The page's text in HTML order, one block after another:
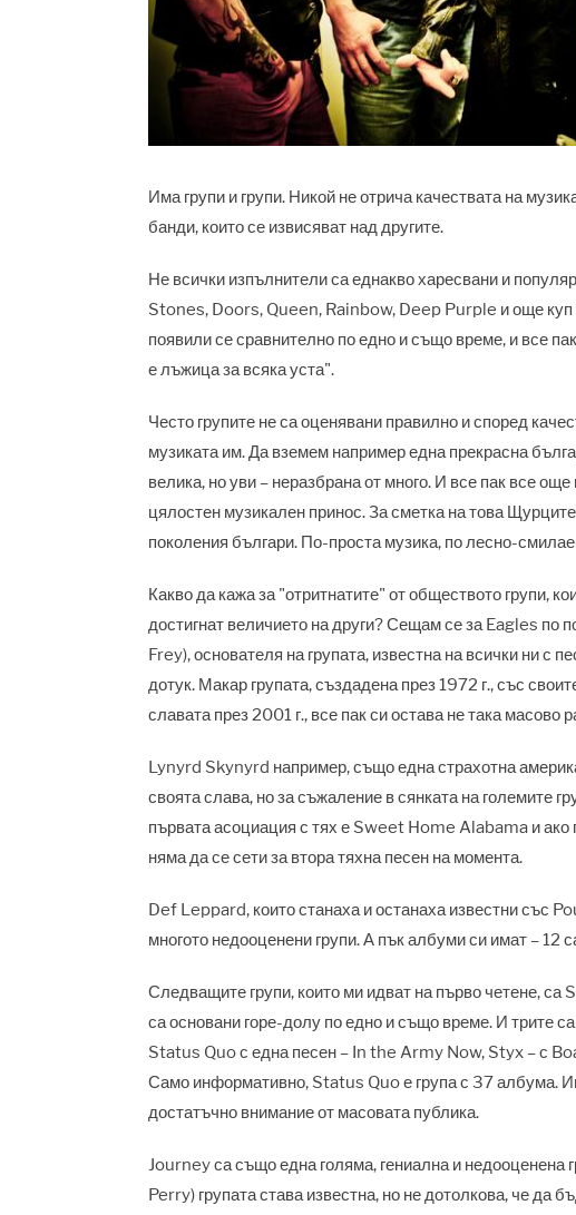
Има групи и групи. Никой не отрича качествата на
банди, които се извисяват над другите.
Не всички изпълнители са еднакво харесвани и
Stones, Doors, Queen, Rainbow, Deep Purple и още куп
появили се сравнително по едно и също време, и все
е лъжица за всяка уста".
Често групите не са оценявани правилно и според
музиката им. Да вземем например една прекрасна
велика, но уви – неразбрана от много. И все пак все
цялостен музикален принос. За сметка на това
поколения българи. По-проста музика, по лесно-
Какво да кажа за "отритнатите" от обществото групи,
достигнат величието на други? Сещам се за Eagles по
Frey), основателя на групата, известна на всички ни
дотук. Макар групата, създадена през 1972 г., със
славата през 2001 г., все пак си остава не така масово
Lynyrd Skynyrd например, също една страхотна
своята слава, но за съжаление в сянката на големите
първата асоциация с тях е Sweet Home Alabama и ако
няма да се сети за втора тяхна песен на момента.
Def Leppard, които станаха и останаха известни със
многото недооценени групи. А пък албуми си имат – 12
Следващите групи, които ми идват на първо четене,
са основани горе-долу по едно и също време. И трите
Status Quo с една песен – In the Army Now, Styx – с
Само информативно, Status Quo е група с 37 албума.
достатъчно внимание от масовата публика.
Journey са също една голяма, гениална и недооценена
Perry) групата става известна, но не дотолкова, че да